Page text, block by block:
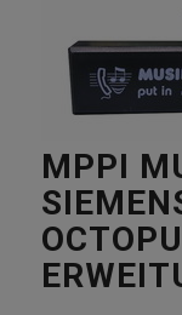
MPPI